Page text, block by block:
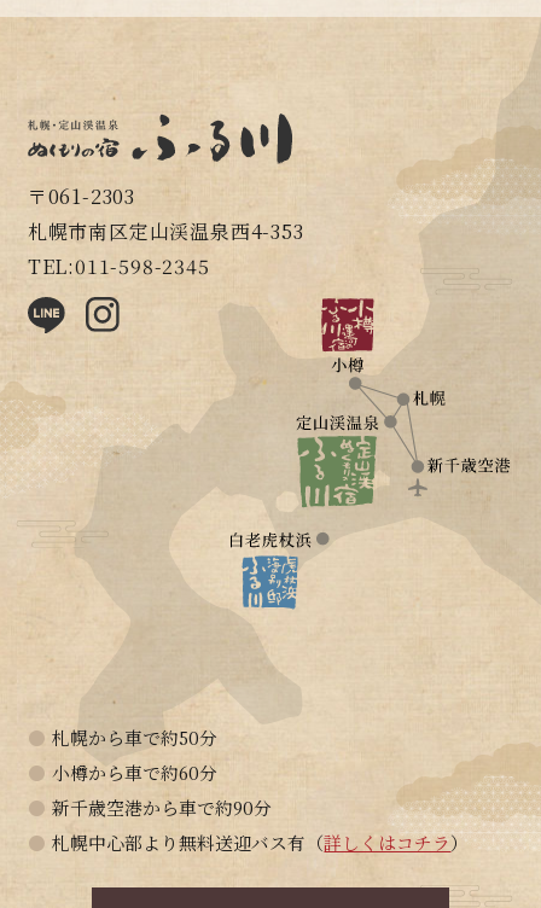
〒061-2303
札幌市南区定山渓温泉西4-353
TEL:011-598-2345
● 札幌から車で約50分
● 小樽から車で約60分
● 新千歳空港から車で約90分
● 札幌中心部より無料送迎バス有（詳しくはコチラ）